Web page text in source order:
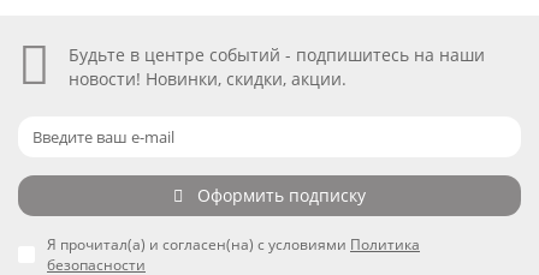
Будьте в центре событий - подпишитесь на наши
новости! Новинки, скидки, акции.
Оформить подписку
Я прочитал(а) и согласен(на) с условиями Политика
безопасности